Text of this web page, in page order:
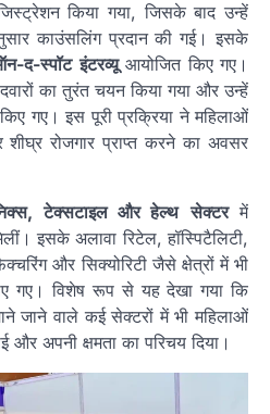
किया गया, जिसके बाद उन्हें
काउंसलिंग प्रदान की गई। इसके
द-स्पॉट इंटरव्यूआयोजित किए गए।
का तुरंत चयन किया गया और उन्हें
गए। इस पूरी प्रक्रिया ने महिलाओं
रोजगार प्राप्त करने का अवसर
टेक्सटाइल और हेल्थ सेक्टरमें
इसके अलावा रिटेल, हॉस्पिटैलिटी,
और सिक्योरिटी जैसे क्षेत्रों में भी
गए। विशेष रूप से यह देखा गया कि
जाने वाले कई सेक्टरों में भी महिलाओं
और अपनी क्षमता का परिचय दिया।